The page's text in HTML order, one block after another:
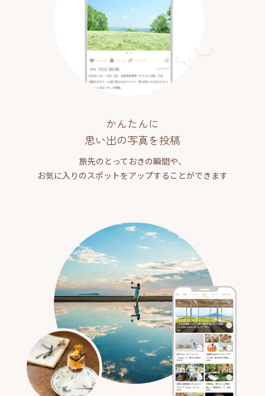
かんたんに
思い出の写真を投稿
旅先のとっておきの瞬間や、
お気に入りのスポットをアップすることができます